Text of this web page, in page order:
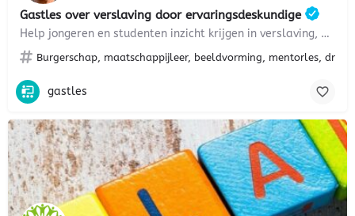
Gastles over verslaving door ervaringsdeskundige
Help jongeren en studenten inzicht krijgen in verslaving, mentale gezondheid en veerkracht
Burgerschap, maatschappijleer, beeldvorming, mentorles,
gastles